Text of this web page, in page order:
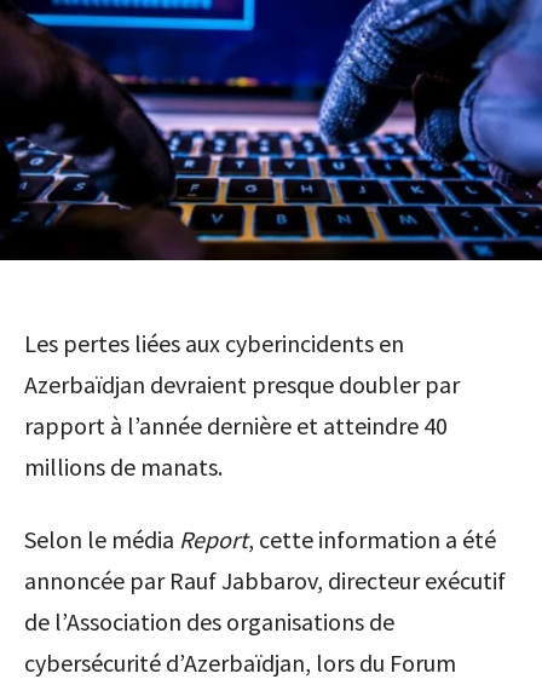
Les pertes liées aux cyberincidents en
Azerbaïdjan devraient presque doubler par
rapport à l’année dernière et atteindre 40
millions de manats.
Selon le média Report, cette information a été
annoncée par Rauf Jabbarov, directeur exécutif
de l’Association des organisations de
cybersécurité d’Azerbaïdjan, lors du Forum